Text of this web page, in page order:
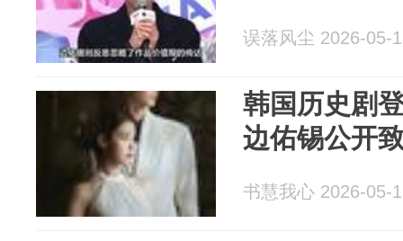
误落风尘 2026-05-
韩国历史剧
边佑锡公开
书慧我心 2026-05-